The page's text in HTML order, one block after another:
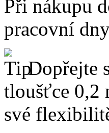
Při nákupu
pracovní
Dopřejte
tloušťce 0,2
své